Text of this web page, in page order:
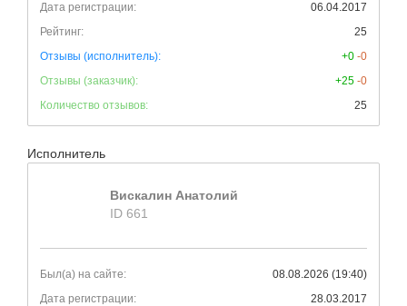
Дата регистрации:
06.04.2017
Рейтинг:
25
Отзывы (исполнитель):
+0 -0
Отзывы (заказчик):
+25 -0
Количество отзывов:
25
Исполнитель
Вискалин Анатолий
ID 661
Был(а) на сайте:
08.08.2026 (19:40)
Дата регистрации:
28.03.2017